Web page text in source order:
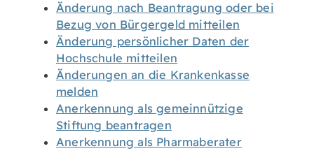
Änderung nach Beantragung oder bei
Bezug von Bürgergeld mitteilen
Änderung persönlicher Daten der
Hochschule mitteilen
Änderungen an die Krankenkasse
melden
Anerkennung als gemeinnützige
Stiftung beantragen
Anerkennung als Pharmaberater